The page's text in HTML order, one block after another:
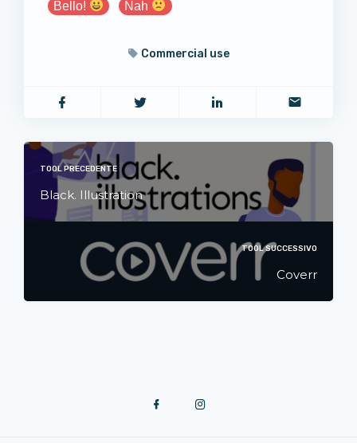
Bello! Nah
Commercial use
TOOL PRECEDENTE
Black. Illustration
TOOL SUCCESSIVO
Coverr